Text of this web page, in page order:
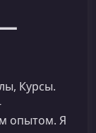
Курсы.
опытом. Я